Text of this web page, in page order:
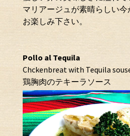
マリアージュが素晴らしい
お楽しみ下
Pollo al Tequila
Chckenbreat with Tequila
鶏胸肉のテキーラソース